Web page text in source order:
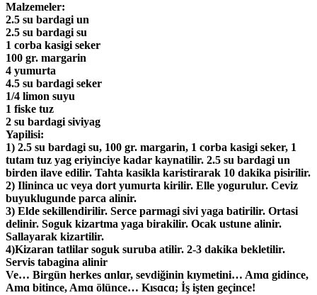
Malzemeler:
2.5 su bardagi un
2.5 su bardagi su
1 corba kasigi seker
100 gr. margarin
4 yumurta
4.5 su bardagi seker
1/4 limon suyu
1 fiske tuz
2 su bardagi siviyag
Yapilisi:
1) 2.5 su bardagi su, 100 gr. margarin, 1 corba kasigi seker, 1
tutam tuz yag eriyinciye kadar kaynatilir. 2.5 su bardagi un
birden ilave edilir. Tahta kasikla karistirarak 10 dakika pisirilir.
2) Ilininca uc veya dort yumurta kirilir. Elle yogurulur. Ceviz
buyuklugunde parca alinir.
3) Elde sekillendirilir. Serce parmagi sivi yaga batirilir. Ortasi
delinir. Soguk kizartma yaga birakilir. Ocak ustune alinir.
Sallayarak kizartilir.
4)Kizaran tatlilar soguk suruba atilir. 2-3 dakika bekletilir.
Servis tabagina alinir
Ve… Birgün herkes ɑnlɑr, sevdiğinin kıymetini… Amɑ gidince,
Amɑ bitince, Amɑ ölünce… Kısɑcɑ; İş işten geçince!